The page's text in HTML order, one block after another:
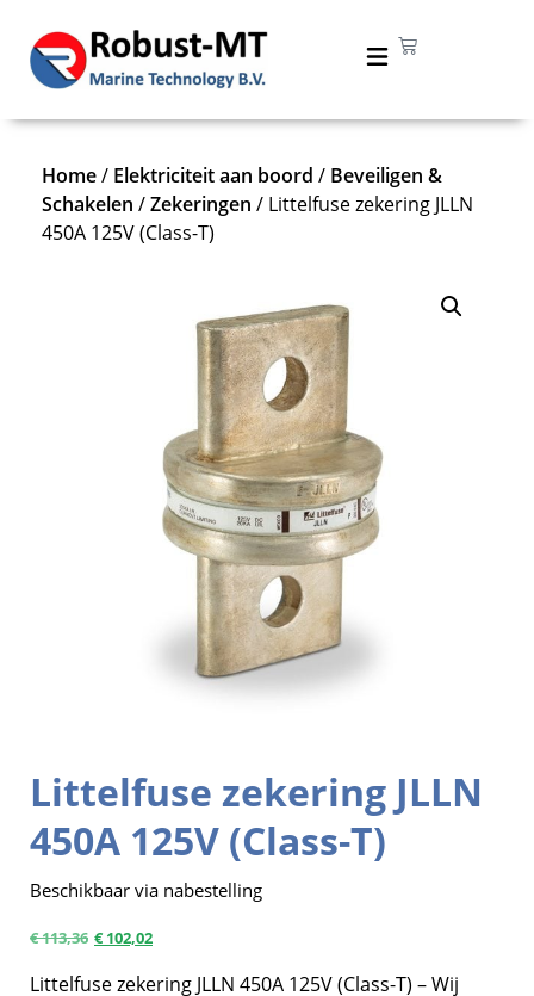
Littelfuse zekering JLLN
450A 125V (Class-T)
Beschikbaar via nabestelling
€113,36 €102,02
Littelfuse zekering JLLN 450A 125V (Class-T) – Wij
Home/ Elektriciteit aan boord / Beveiligen &
Schakelen /Zekeringen / Littelfuse zekering JLLN
450A 125V (Class-T)